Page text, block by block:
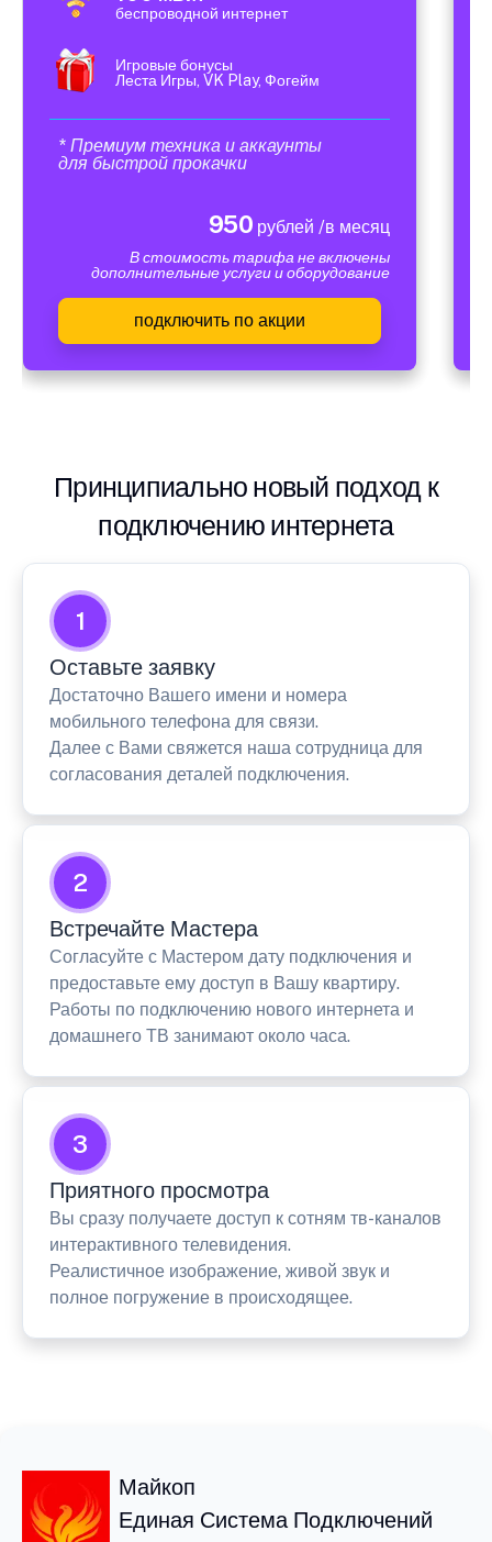
беспроводной интернет
Игровые бонусы
Леста Игры, VK Play, Фогейм
* Премиум техника и аккаунты
для быстрой прокачки
950 рублей /в месяц
В стоимость тарифа не включены
дополнительные услуги и оборудование
подключить по акции
Принципиально новый подход к
подключению интернета
1
Оставьте заявку
Достаточно Вашего имени и номера
мобильного телефона для связи.
Далее с Вами свяжется наша сотрудница для
согласования деталей подключения.
2
Встречайте Мастера
Согласуйте с Мастером дату подключения и
предоставьте ему доступ в Вашу квартиру.
Работы по подключению нового интернета и
домашнего ТВ занимают около часа.
3
Приятного просмотра
Вы сразу получаете доступ к сотням тв-каналов
интерактивного телевидения.
Реалистичное изображение, живой звук и
полное погружение в происходящее.
Майкоп
Единая Система Подключений